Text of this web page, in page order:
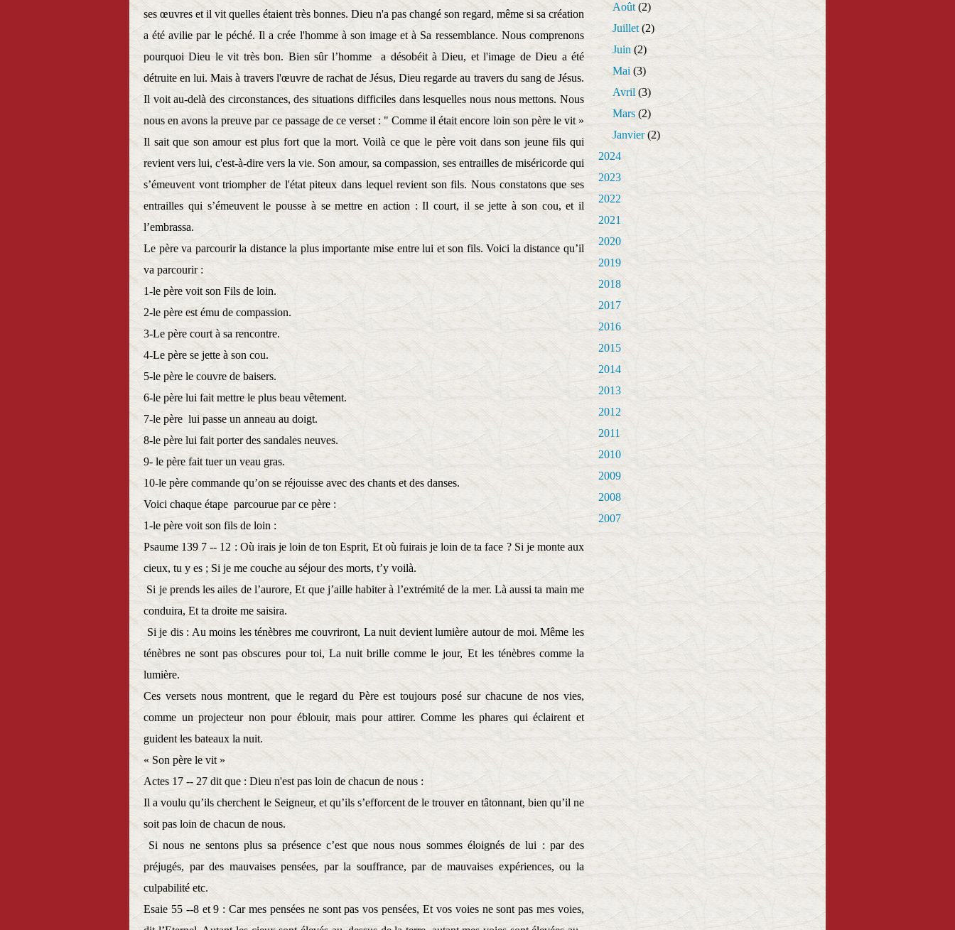
ses œuvres et il vit quelles étaient très bonnes. Dieu n'a pas changé son regard, même si sa création
a été avilie par le péché. Il a crée l'homme à son image et à Sa ressemblance. Nous comprenons
pourquoi Dieu le vit très bon. Bien sûr l’homme
a désobéit à Dieu, et l'image de Dieu a été
détruite en lui. Mais à travers l'œuvre de rachat de Jésus, Dieu regarde au travers du sang de Jésus.
Il voit au-delà des circonstances, des situations difficiles dans lesquelles nous nous mettons. Nous
nous en avons la preuve par ce passage de ce verset : " Comme il était encore loin son père le vit »
Il sait que son amour est plus fort que la mort. Voilà ce que le père voit dans son jeune fils qui
revient vers lui, c'est-à-dire vers la vie. Son amour, sa compassion, ses entrailles de miséricorde qui
s’émeuvent vont triompher de l'état piteux dans lequel revient son fils. Nous constatons que ses
entrailles qui s’émeuvent le pousse à se mettre en action : Il court, il se jette à son cou, et il
l’embrassa.
Le père va parcourir la distance la plus importante mise entre lui et son fils. Voici la distance qu’il
va parcourir :
1-le père voit son Fils de loin.
2-le père est ému de compassion.
3-Le père court à sa rencontre.
4-Le père se jette à son cou.
5-le père le couvre de baisers.
6-le père lui fait mettre le plus beau vêtement.
7-le père lui passe un anneau au doigt.
8-le père lui fait porter des sandales neuves.
9- le père fait tuer un veau gras.
10-le père commande qu’on se réjouisse avec des chants et des danses.
Voici chaque étape parcourue par ce père :
1-le père voit son fils de loin :
Psaume 139 7 -- 12 : Où irais je loin de ton Esprit, Et où fuirais je loin de ta face ? Si je monte aux
cieux, tu y es ; Si je me couche au séjour des morts, t’y voilà.
Si je prends les ailes de l’aurore, Et que j’aille habiter à l’extrémité de la mer. Là aussi ta main me
conduira, Et ta droite me saisira.
Si je dis : Au moins les ténèbres me couvriront, La nuit devient lumière autour de moi. Même les
ténèbres ne sont pas obscures pour toi, La nuit brille comme le jour, Et les ténèbres comme la
lumière.
Ces versets nous montrent, que le regard du Père est toujours posé sur chacune de nos vies,
comme un projecteur non pour éblouir, mais pour attirer. Comme les phares qui éclairent et
guident les bateaux la nuit.
« Son père le vit »
Actes 17 -- 27 dit que : Dieu n'est pas loin de chacun de nous :
Il a voulu qu’ils cherchent le Seigneur, et qu’ils s’efforcent de le trouver en tâtonnant, bien qu’il ne
soit pas loin de chacun de nous.
Si nous ne sentons plus sa présence c’est que nous nous sommes éloignés de lui : par des
préjugés, par des mauvaises pensées, par la souffrance, par de mauvaises expériences, ou la
culpabilité etc.
Esaie 55 --8 et 9 : Car mes pensées ne sont pas vos pensées, Et vos voies ne sont pas mes voies,
Août (2)
Juillet (2)
Juin (2)
Mai (3)
Avril (3)
Mars (2)
Janvier(2)
2024
2023
2022
2021
2020
2019
2018
2017
2016
2015
2014
2013
2012
2011
2010
2009
2008
2007